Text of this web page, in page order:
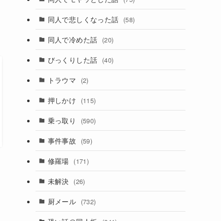
同人で悲しくなった話 (58)
同人で冷めた話 (20)
びっくりした話 (40)
トラウマ (2)
押しかけ (115)
乗っ取り (590)
事件事故 (59)
修羅場 (171)
未解決 (26)
厨メール (732)